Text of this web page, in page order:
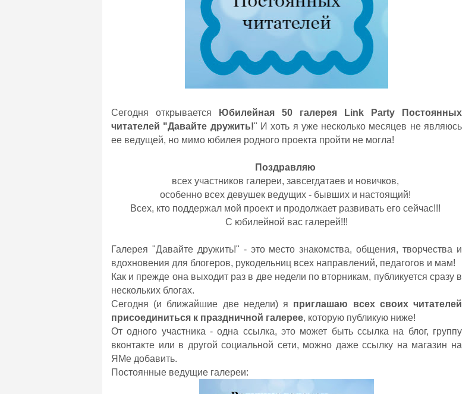
Сегодня открывается
Юбилейная 50 галерея Link Party Постоянных
читателей "Давайте дружить!" И хоть я уже несколько месяцев не являюсь
ее ведущей, но мимо юбилея родного проекта пройти не могла!
Поздравляю
всех участников галереи, завсегдатаев и новичков,
особенно всех девушек ведущих - бывших и настоящий!
Всех, кто поддержал мой проект и продолжает развивать его сейчас!!!
С юбилейной вас галерей!!!
Галерея "Давайте дружить!" - это место знакомства, общения, творчества и
вдохновения для блогеров, рукодельниц всех направлений, педагогов и мам!
Как и прежде она выходит раз в две недели по вторникам, публикуется сразу в
нескольких блогах.
Сегодня (и ближайшие две недели) я приглашаю всех своих читателей
присоединиться к праздничной галерее, которую публикую ниже!
От одного участника - одна ссылка, это может быть ссылка на блог, группу
вконтакте или в другой социальной сети, можно даже ссылку на магазин на
ЯМе добавить.
Постоянные ведущие галереи: